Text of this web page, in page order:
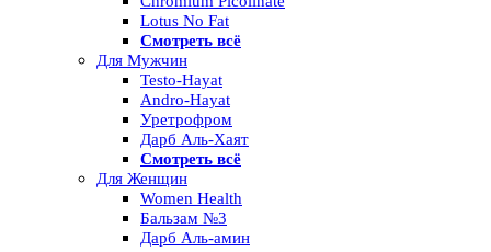
Lotus No Fat
Смотреть всё
Для Мужчин
Testo-Hayat
Andro-Hayat
Уретрофром
Дарб Аль-Хаят
Смотреть всё
Для Женщин
Women Health
Бальзам №3
Дарб Аль-амин